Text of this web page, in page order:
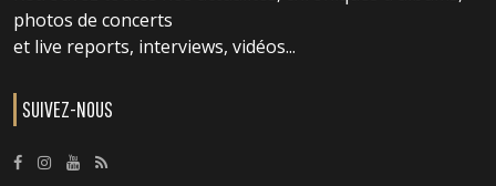
photos de concerts
et live reports, interviews, vidéos...
SUIVEZ-NOUS